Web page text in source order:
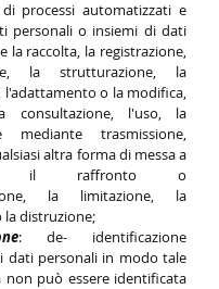
processi automatizzati e
personali o insiemi di dati
la raccolta, la registrazione,
la strutturazione, la
l'adattamento o la modifica,
consultazione, l'uso, la
mediante trasmissione,
altra forma di messa a
il raffronto o
la limitazione, la
la distruzione;
: de- identificazione
dati personali in modo tale
non può essere identificata